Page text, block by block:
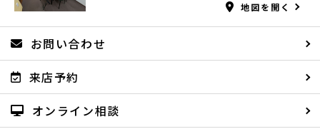
地図を開く
お問い合わせ
来店予約
オンライン相談